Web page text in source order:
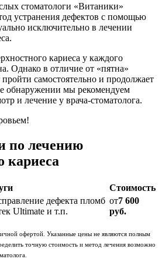
стоматологи «Витаники»
устранения дефектов с помощью
исключительно в лечении
кариеса у каждого
Однако в отличие от «пятна»
самостоятельно и продолжает
обнаружении мы рекомендуем
и лечение у врача-стоматолога.
по лечению
кариеса
Стоимость
дефекта пломб
Ultimate и т.п.
от7 600
руб.
офертой. Указанные цены не являются полным
точную стоимость и метод лечения возможно